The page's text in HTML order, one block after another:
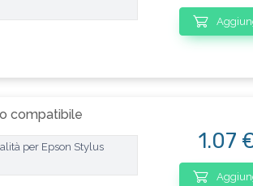
compatibile
per Epson Stylus
1.07